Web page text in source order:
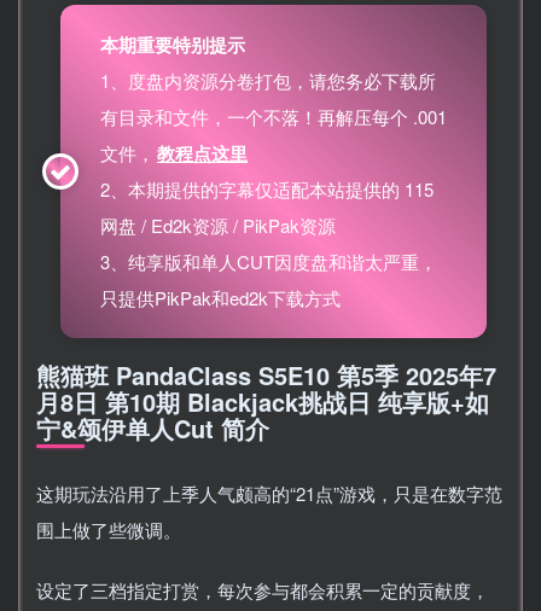
本期重要特别提示
1、度盘内资源分卷打包，请您务必下载所
有目录和文件，一个不落！再解压每个 .001
文件， 教程点这里
2、本期提供的字幕仅适配本站提供的 115
网盘 / Ed2k资源 / PikPak资源
3、纯享版和单人CUT因度盘和谐太严重，
只提供PikPak和ed2k下载方式
熊猫班 PandaClass S5E10 第5季 2025年7
月8日 第10期 Blackjack挑战日 纯享版+如
宁&颂伊单人Cut 简介
这期玩法沿用了上季人气颇高的“21点”游戏，只是在数字范
围上做了些微调。
设定了三档指定打赏，每次参与都会积累一定的贡献度，